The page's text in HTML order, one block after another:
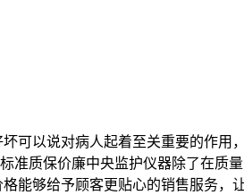
可以说对病人起着至关重要的作
准质保价廉中央监护仪器除了在质
能够给予顾客更贴心的销售服务